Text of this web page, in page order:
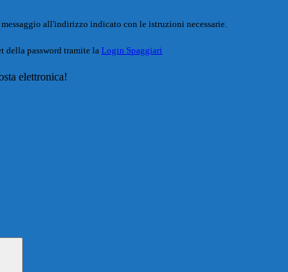
all'indirizzo indicato con le istruzioni necessarie.
della password tramite la Login Spaggiari
elettronica!